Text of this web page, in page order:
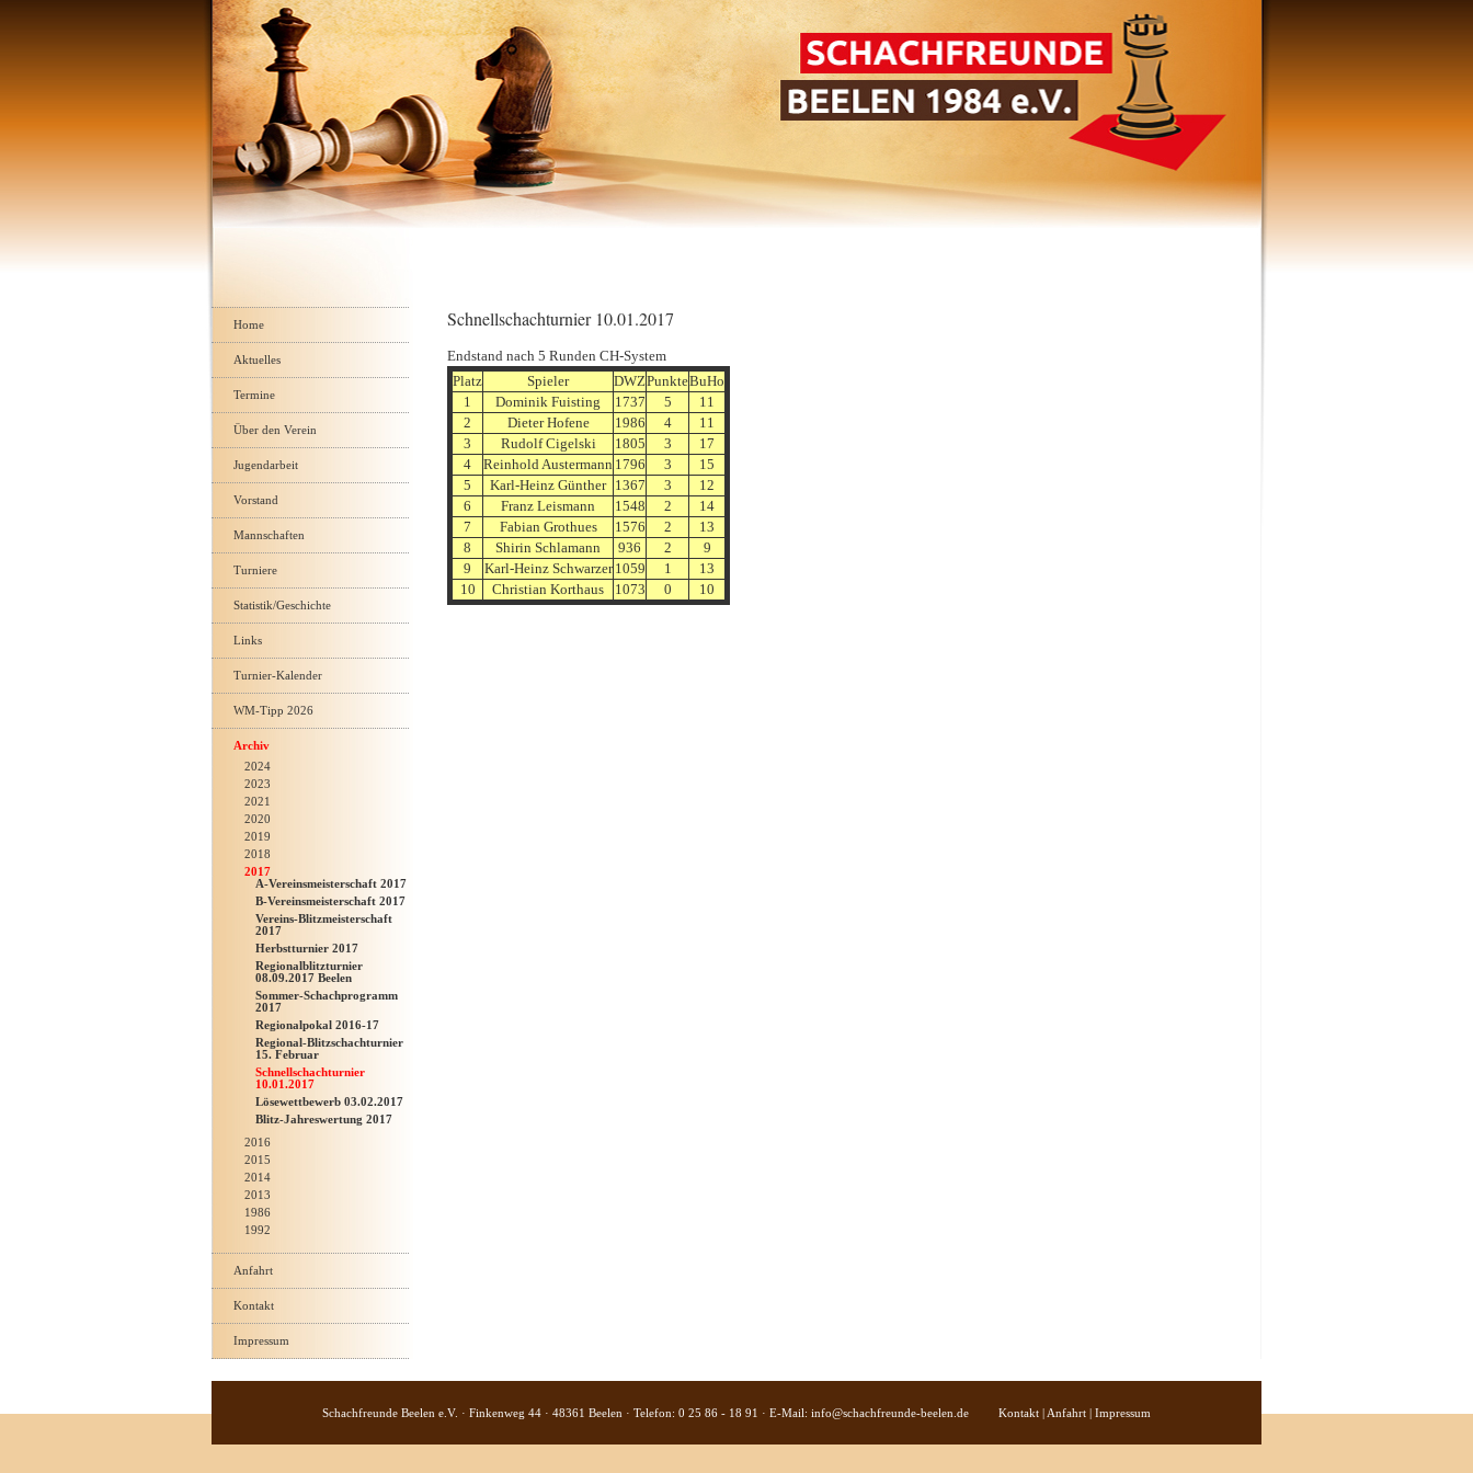
Schnellschachturnier 10.01.2017
Endstand nach 5 Runden CH-System
Platz
Spieler DWZPunkteBuHo
1
Dominik Fuisting 1737 5
11
2
Dieter Hofene 1986 4
11
3
Rudolf Cigelski 1805 3
17
4
Reinhold Austermann 1796 3
15
5
Karl-Heinz Günther 1367 3
12
6
Franz Leismann 1548 2
14
7
Fabian Grothues 1576 2
13
8
Shirin Schlamann 936 2
9
9
Karl-Heinz Schwarzer 1059 1
13
10
Christian Korthaus 1073 0 10
Navigation
überspringen
Home
Aktuelles
Termine
Über den Verein
Jugendarbeit
Vorstand
Mannschaften
Turniere
Statistik/Geschichte
Links
Turnier-Kalender
WM-Tipp 2026
Archiv
2024
2023
2021
2020
2019
2018
2017
A-Vereinsmeisterschaft 2017
B-Vereinsmeisterschaft 2017
Vereins-Blitzmeisterschaft
2017
Herbstturnier 2017
Regionalblitzturnier
08.09.2017 Beelen
Sommer-Schachprogramm
2017
Regionalpokal 2016-17
Regional-Blitzschachturnier
15. Februar
Schnellschachturnier
10.01.2017
Lösewettbewerb 03.02.2017
Blitz-Jahreswertung 2017
2016
2015
2014
2013
1986
1992
Anfahrt
Kontakt
Impressum
Schachfreunde Beelen e.V. · Finkenweg 44 · 48361 Beelen · Telefon: 0 25 86 - 18 91 · E-Mail: info@schachfreunde-beelen.de Kontakt | Anfahrt | Impressum